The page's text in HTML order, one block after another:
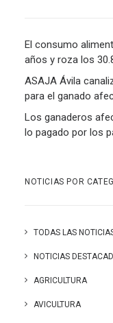
El consumo
años y roza los
ASAJA Ávila
para el ganado
Los ganaderos
lo pagado por los
NOTICIAS POR
TODAS LAS
NOTICIAS
AGRICULTURA
AVICULTURA